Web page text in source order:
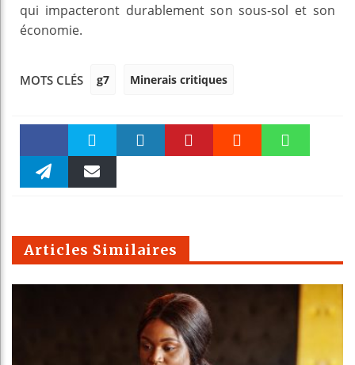
qui impacteront durablement son sous-sol et son
économie.
MOTS CLÉS g7 Minerais critiques
Faceboo Twitter
m
Articles Similaires